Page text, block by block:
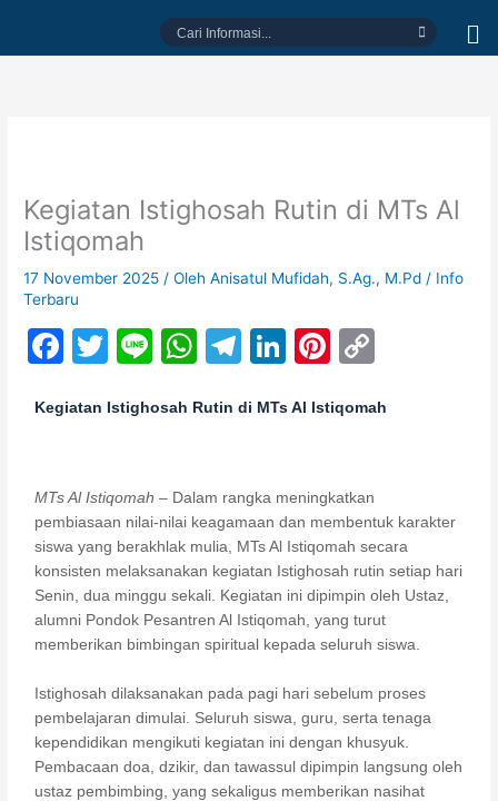
konten
Cari
Informasi...
Kegiatan Istighosah Rutin di MTs Al
Istiqomah
17 November 2025 / OlehAnisatul Mufidah, S.Ag., M.Pd / Info
Terbaru
F
c
b
o
o
k
T
itt
Li
e
W
at
A
p
p
T
e
a
m
Li
k
dI
n
Pi
er
st
p
n
k
Kegiatan Istighosah Rutin di MTs Al Istiqomah
MTs Al Istiqomah – Dalam rangka meningkatkan
pembiasaan nilai-nilai keagamaan dan membentuk karakter
siswa yang berakhlak mulia, MTs Al Istiqomah secara
konsisten melaksanakan kegiatan Istighosah rutin setiap hari
Senin, dua minggu sekali. Kegiatan ini dipimpin oleh Ustaz,
alumni Pondok Pesantren Al Istiqomah, yang turut
memberikan bimbingan spiritual kepada seluruh siswa.
Istighosah dilaksanakan pada pagi hari sebelum proses
pembelajaran dimulai. Seluruh siswa, guru, serta tenaga
kependidikan mengikuti kegiatan ini dengan khusyuk.
Pembacaan doa, dzikir, dan tawassul dipimpin langsung oleh
ustaz pembimbing, yang sekaligus memberikan nasihat